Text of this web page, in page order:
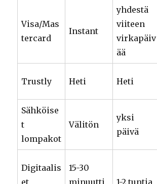
Visa/Mas
tercard
Instant
yhdestä
viiteen
virkapäiv
ää
Trustly Heti Heti
Sähköise
t
lompakot
Välitön
yksi
päivä
Digitaalis
et
15-30
minuutti
1-2 tuntia